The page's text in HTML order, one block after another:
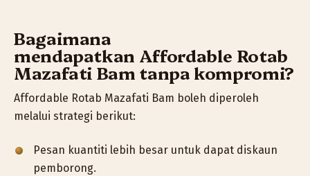
Bagaimana
mendapatkan Affordable Rotab
Mazafati Bam tanpa kompromi?
Affordable Rotab Mazafati Bam boleh diperoleh
melalui strategi berikut:
Pesan kuantiti lebih besar untuk dapat diskaun
pemborong.